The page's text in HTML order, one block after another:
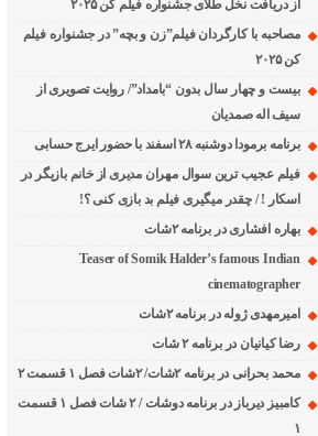
از دریافت نخل طلای جشنواره فیلم کن ۲۰۲۵
مصاحبه با کارگردان فیلم”زن و بچه” در جشنواره فیلم
کن ۲۰۲۵
بیست و چهار سال بدون “بامداد”/ روایت تصویری از
سیف اله صمدیان
برنامه برمودا دوشنبه ۲۸ اسفند با حضور ایرج حسابی
فیلم عجیب ترین سوال مهران مدیری از خانم بازیگر در
اسکار ! / چقدر میگیری فیلم بد بازی کنی ؟!
بهاره افشاری در برنامه ۲شات
Teaser of Somik Halder’s famous Indian
cinematographer
امیرمهدی ژوله در برنامه ۲شات
رضا کیانیان در برنامه ۲ شات
محمد بحرانی در برنامه ۲شات/ ۲شات فصل ۱ قسمت ۲
کامبیز دیرباز در برنامه دوشات / ۲ شات فصل ۱ قسمت
۱